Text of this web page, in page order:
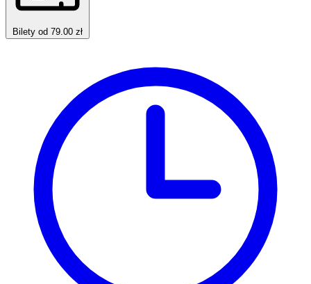
Bilety od 79.00 zł